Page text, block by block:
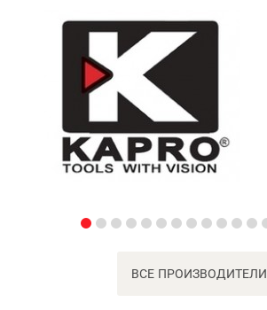
ВСЕ ПРОИЗВОДИТЕЛИ